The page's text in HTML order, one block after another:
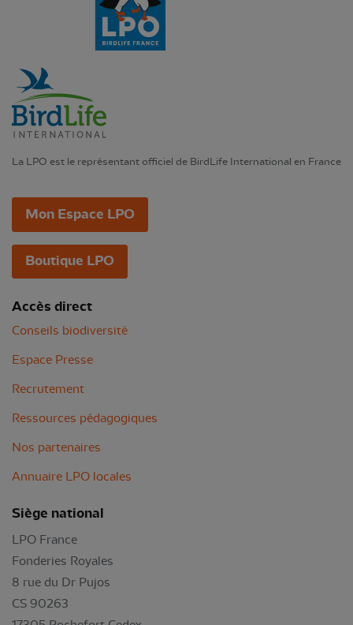
La LPO est le représentant officiel de BirdLife International en France
Mon Espace LPO
Boutique LPO
Accès direct
Conseils biodiversité
Espace Presse
Recrutement
Ressources pédagogiques
Nos partenaires
Annuaire LPO locales
Siège national
LPO France
Fonderies Royales
8 rue du Dr Pujos
CS 90263